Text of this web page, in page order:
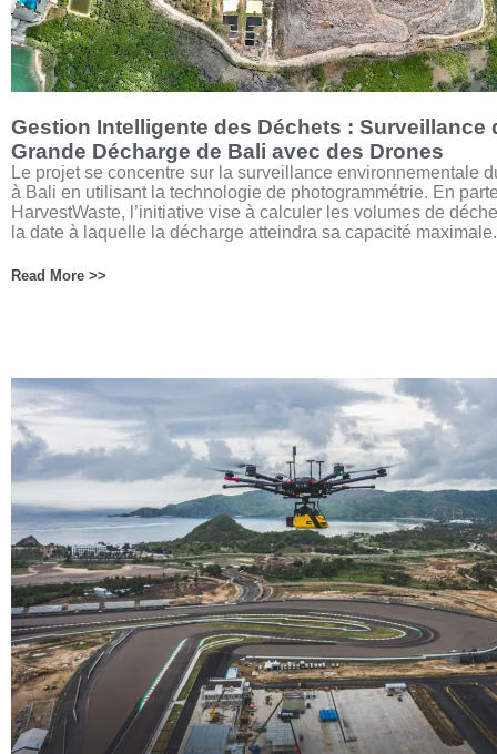
Gestion Intelligente des Déchets : Surveillance
Grande Décharge de Bali avec des Drones
Le projet se concentre sur la surveillance environnementale
à Bali en utilisant la technologie de photogrammétrie. En
HarvestWaste, l’initiative vise à calculer les volumes de
la date à laquelle la décharge atteindra sa capacité maximale.
Read More >>